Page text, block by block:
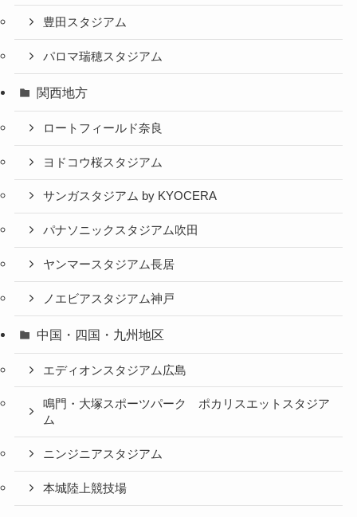
豊田スタジアム
パロマ瑞穂スタジアム
関西地方
ロートフィールド奈良
ヨドコウ桜スタジアム
サンガスタジアム by KYOCERA
パナソニックスタジアム吹田
ヤンマースタジアム長居
ノエビアスタジアム神戸
中国・四国・九州地区
エディオンスタジアム広島
鳴門・大塚スポーツパーク ポカリスエットスタジア
ム
ニンジニアスタジアム
本城陸上競技場